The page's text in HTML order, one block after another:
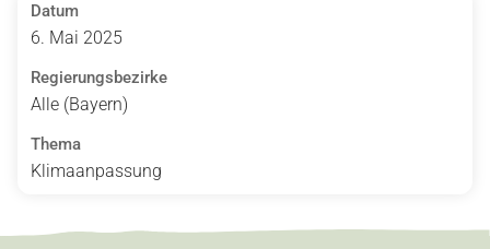
Datum
6. Mai 2025
Regierungsbezirke
Alle (Bayern)
Thema
Klimaanpassung